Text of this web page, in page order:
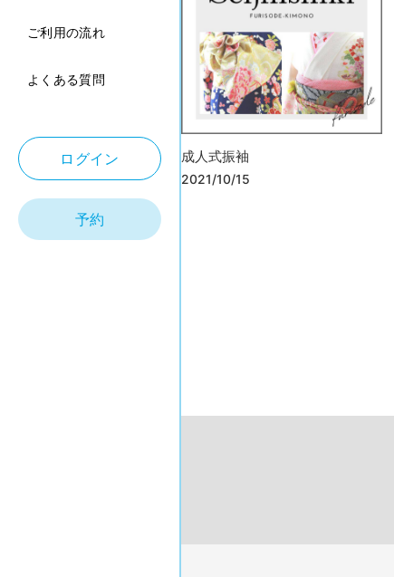
ご利用の流れ
よくある質問
ログイン
予約
成人式振袖
2021/10/15